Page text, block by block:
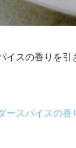
イスの香りを
ースパイスの香